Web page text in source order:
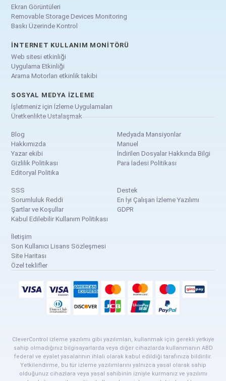
Ekran Görüntüleri
Removable Storage Devices Monitoring
Baskı Üzerinde Kontrol
İNTERNET KULLANIM MONITÖRÜ
Web sitesi etkinliği
Uygulama Etkinliği
Arama Motorları etkinlik takibi
SOSYAL MEDYA İZLEME
İşletmeniz için İzleme Uygulamaları
Üretkenlikte Ustalaşmak
Blog
Hakkımızda
Yazar ekibi
Gizlilik Politikası
Editoryal Politika
Medyada Mansiyonlar
Manuel
İndirilen Dosyalar Hakkında Bilgi
Para İadesi Politikası
SSS
Sorumluluk Reddi
Şartlar ve Koşullar
Kabul Edilebilir Kullanım Politikası
Destek
En İyi Çalışan İzleme Yazılımı
GDPR
İletişim
Son Kullanıcı Lisans Sözleşmesi
Site Haritası
Özel teklifler
CleverControl izleme yazılımı gibi yazılımları, kullanmak için gerekli yetkiye
sahip olmadığınız bilgisayarlarda veya diğer cihazlarda kullanmanın ABD
federal ve eyalet yasalarının ihlali olarak kabul edildiği tarafınıza bildirilir.
Yetkilendirme, bu tür izleme yazılımlarını yalnızca yasal olarak sahip
olduğunuz cihazlara veya yasal sahibinin izniyle kurmanız ve yazılımı